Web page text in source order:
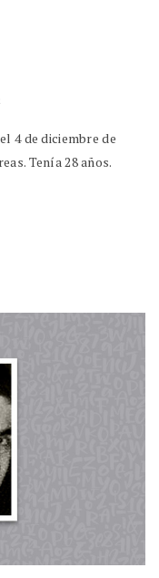
4 de diciembre de
Tenía 28 años.